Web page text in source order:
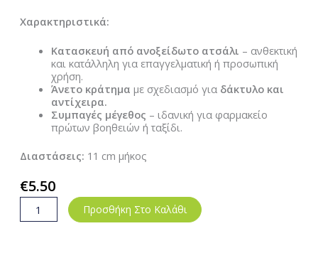
Χαρακτηριστικά:
Κατασκευή από ανοξείδωτο ατσάλι – ανθεκτική
και κατάλληλη για επαγγελματική ή προσωπική
χρήση.
Άνετο κράτημα με σχεδιασμό για δάκτυλο και
αντίχειρα.
Συμπαγές μέγεθος – ιδανική για φαρμακείο
πρώτων βοηθειών ή ταξίδι.
Διαστάσεις: 11 cm μήκος
€5.50
Steel
Προσθήκη Στο Καλάθι